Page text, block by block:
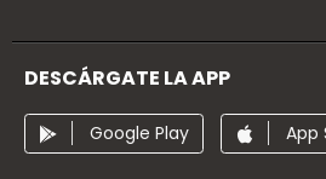
DESCÁRGATE LA APP
Google Play App